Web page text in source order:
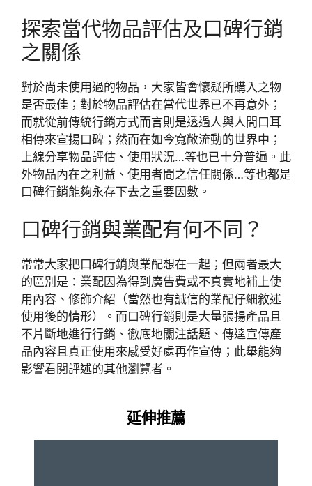
探索當代物品評估及口碑行銷
之關係
對於尚未使用過的物品，大家皆會懷疑所購入之物
是否最佳；對於物品評估在當代世界已不再意外；
而就從前傳統行銷方式而言則是透過人與人間口耳
相傳來宣揚口碑；然而在如今寬敞流動的世界中；
上線分享物品評估、使用狀況…等也已十分普遍。此
外物品內在之利益、使用者間之信任關係…等也都是
口碑行銷能夠永存下去之重要因數。
口碑行銷與業配有何不同？
常常大家把口碑行銷與業配想在一起；但兩者最大
的區別是：業配因為得到廣告費或不真實地補上使
用內容、修飾介紹（當然也有誠信的業配仔細敘述
使用後的情形）。而口碑行銷則是大量張揚產品且
不片斷地進行行銷、徹底地關注話題、傳達宣傳產
品內容且真正使用來感受好處再作宣傳；此舉能夠
影響看閱評述的其他瀏覽者。
延伸推薦